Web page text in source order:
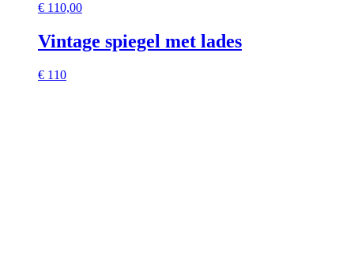
€ 110,00
Vintage spiegel met lades
€ 110